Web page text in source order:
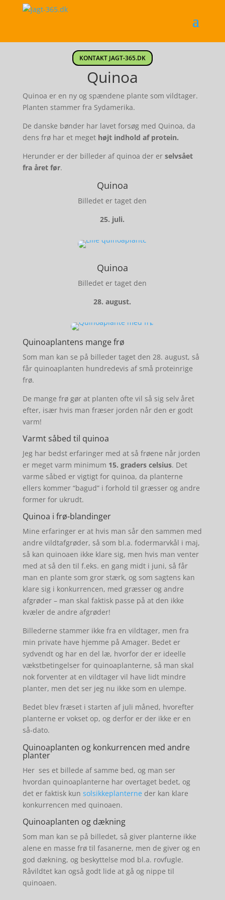
Quinoa
Quinoa er en ny og spændene plante som vildtager.
Planten stammer fra Sydamerika.
De danske bønder har lavet forsøg med Quinoa, da
dens frø har et meget højt indhold af protein.
Herunder er der billeder af quinoa der er selvsået
fra året før.
Quinoa
Billedet er taget den
25. juli.
Quinoa
Billedet er taget den
28. august.
Quinoaplantens mange frø
Som man kan se på billeder taget den 28. august, så
får quinoaplanten hundredevis af små proteinrige
frø.
De mange frø gør at planten ofte vil så sig selv året
efter, især hvis man fræser jorden når den er godt
varm!
Varmt såbed til quinoa
Jeg har bedst erfaringer med at så frøene når jorden
er meget varm minimum 15. graders celsius. Det
varme såbed er vigtigt for quinoa, da planterne
ellers kommer “bagud” i forhold til græsser og andre
former for ukrudt.
Quinoa i frø-blandinger
Mine erfaringer er at hvis man sår den sammen med
andre vildtafgrøder, så som bl.a. fodermarvkål i maj,
så kan quinoaen ikke klare sig, men hvis man venter
med at så den til f.eks. en gang midt i juni, så får
man en plante som gror stærk, og som sagtens kan
klare sig i konkurrencen, med græsser og andre
afgrøder – man skal faktisk passe på at den ikke
kvæler de andre afgrøder!
Billederne stammer ikke fra en vildtager, men fra
min private have hjemme på Amager. Bedet er
sydvendt og har en del læ, hvorfor der er ideelle
vækstbetingelser for quinoaplanterne, så man skal
nok forventer at en vildtager vil have lidt mindre
planter, men det ser jeg nu ikke som en ulempe.
Bedet blev fræset i starten af juli måned, hvorefter
planterne er vokset op, og derfor er der ikke er en
så-dato.
Quinoaplanten og konkurrencen med andre
planter
Her ses et billede af samme bed, og man ser
hvordan quinoaplanterne har overtaget bedet, og
det er faktisk kun solsikkeplanterne der kan klare
konkurrencen med quinoaen.
Quinoaplanten og dækning
Som man kan se på billedet, så giver planterne ikke
alene en masse frø til fasanerne, men de giver og en
god dækning, og beskyttelse mod bl.a. rovfugle.
Råvildtet kan også godt lide at gå og nippe til
quinoaen.
KONTAKT JAGT-365.DK